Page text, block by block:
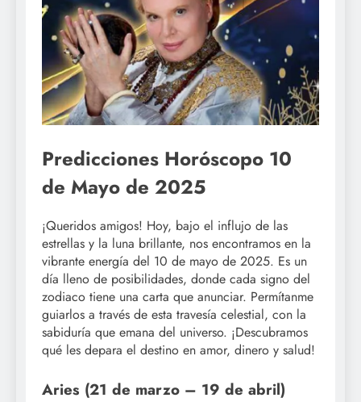
Predicciones Horóscopo 10
de Mayo de 2025
¡Queridos amigos! Hoy, bajo el influjo de las
estrellas y la luna brillante, nos encontramos en la
vibrante energía del 10 de mayo de 2025. Es un
día lleno de posibilidades, donde cada signo del
zodiaco tiene una carta que anunciar. Permítanme
guiarlos a través de esta travesía celestial, con la
sabiduría que emana del universo. ¡Descubramos
qué les depara el destino en amor, dinero y salud!
Aries (21 de marzo – 19 de abril)